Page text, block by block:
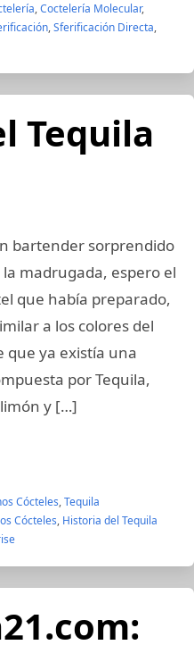
,Coctelería Molecular,
,Sferificación Directa,
Tequila
bartender sorprendido
madrugada, espero el
que había preparado,
a los colores del
que ya existía una
por Tequila,
y […]
Cócteles,Tequila
Cócteles, Historia del Tequila